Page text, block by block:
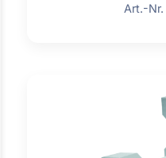
Art.-Nr.